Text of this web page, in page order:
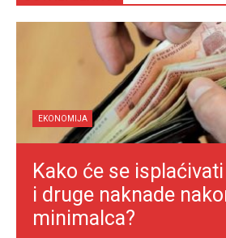
EKONOMIJA
Kako će se
i druge naknade
minimalca?